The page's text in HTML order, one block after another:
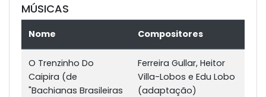
MÚSICAS
Nome Compositores
O Trenzinho Do
Caipira (de
"Bachianas Brasileiras
Ferreira Gullar, Heitor
Villa-Lobos e Edu Lobo
(adaptação)